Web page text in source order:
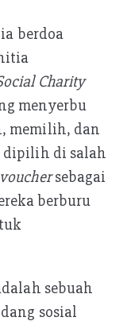
berdoa
Charity
menyerbu
memilih, dan
dipilih di salah
vouchersebagai
berburu
sebuah
sosial